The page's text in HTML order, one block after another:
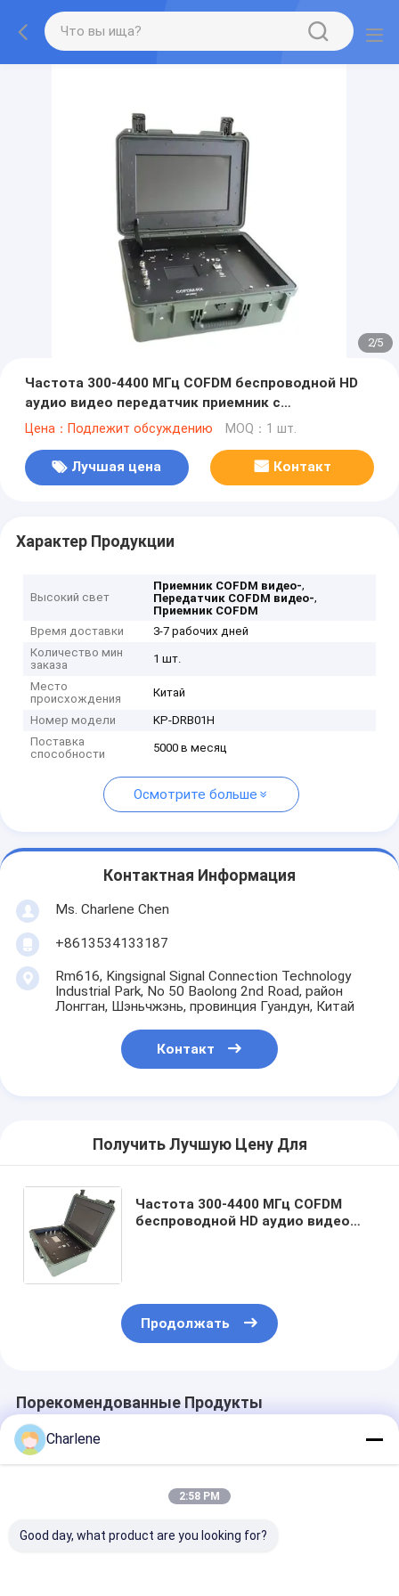
2/5
Частота 300-4400 МГц COFDM беспроводной HD
аудио видео передатчик приемник с
мониторингом безопасности наблюдения
Цена：Подлежит обсуждению MOQ：1 шт.
Лучшая цена Контакт
Характер Продукции
Высокий свет
Приемник COFDM видео-,
Передатчик COFDM видео-,
Приемник COFDM
Время доставки
3-7 рабочих дней
Количество мин
заказа
1 шт.
Место
происхождения
Китай
Номер модели
KP-DRB01H
Поставка
способности
5000 в месяц
Осмотрите больше
Контактная Информация
Ms. Charlene Chen
+8613534133187
Rm616, Kingsignal Signal Connection Technology
Industrial Park, No 50 Baolong 2nd Road, район
Лонгган, Шэньчжэнь, провинция Гуандун, Китай
Контакт
Получить Лучшую Цену Для
Частота 300-4400 МГц COFDM
беспроводной HD аудио видео
Продолжать
Порекомендованные Продукты
Charlene
2:58 PM
Good day, what product are you looking for?